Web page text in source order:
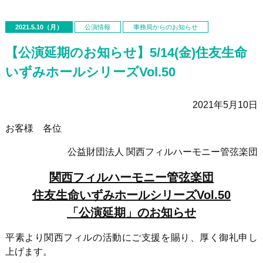
2021.5.10（月） 公演情報 事務局からのお知らせ
【公演延期のお知らせ】5/14(金)住友生命
いずみホールシリーズVol.50
2021年5月10日
お客様 各位
公益財団法人 関西フィルハーモニー管弦楽団
関西フィルハーモニー管弦楽団
住友生命いずみホールシリーズVol.50
「公演延期」のお知らせ
平素より関西フィルの活動にご支援を賜り、厚く御礼申し
上げます。